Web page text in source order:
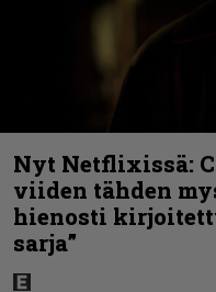
Nyt Netflixissä:
viiden tähden
hienosti
sarja”